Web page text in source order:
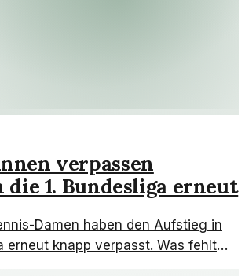
verpassen
1. Bundesliga erneut
Damen haben den Aufstieg in
erneut knapp verpasst. Was fehlt